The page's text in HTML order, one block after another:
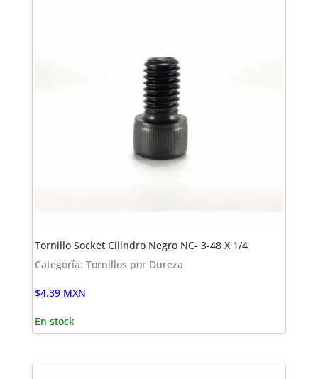
Tornillo Socket Cilindro Negro NC- 3-48 X 1/4
Categoría: Tornillos por Dureza
$4.39 MXN
En stock